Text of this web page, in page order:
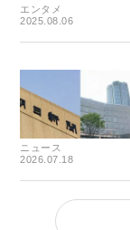
エンタメ
2025.08.06
ニュース
2026.07.18